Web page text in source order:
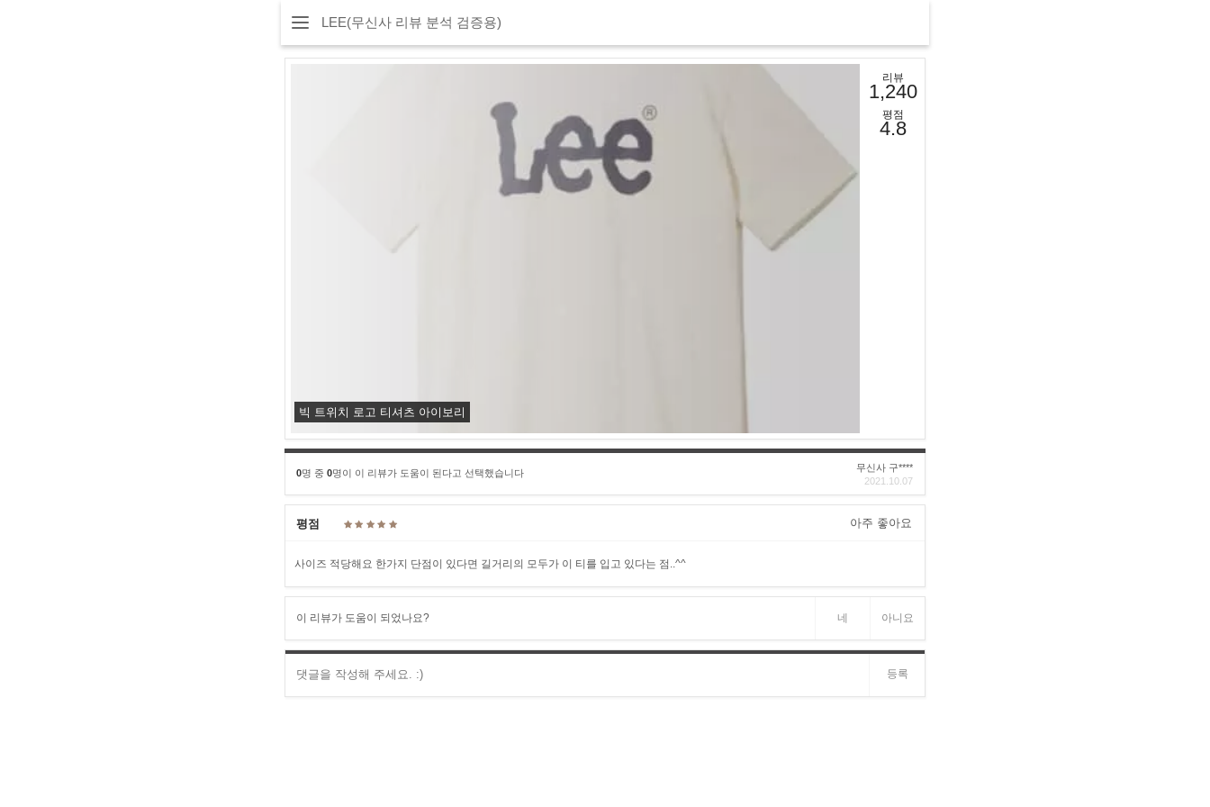
LEE(무신사 리뷰 분석 검증용)
빅 트위치 로고 티셔츠 아이보리
리뷰
1,240
평점
4.8
0명 중 0명이 이 리뷰가 도움이 된다고 선택했습니다
무신사 구****
2021.10.07
평점 아주 좋아요
사이즈 적당해요 한가지 단점이 있다면 길거리의 모두가 이 티를 입고 있다는 점..^^
이 리뷰가 도움이 되었나요? 네 아니요
등록